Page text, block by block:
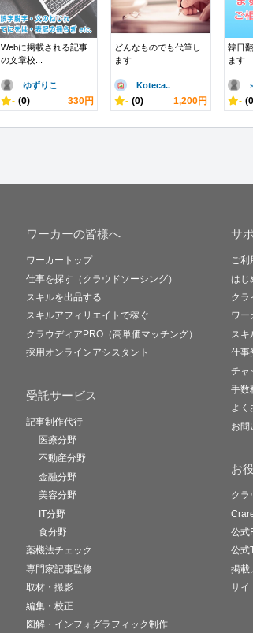
Webに掲載される記事
の文章校...
ゆずりこ
- (0) 330円
どんなものでも代筆し
ます
Koteca..
- (0) 1,200円
韓日
ます
-
ワーカーの皆様へ
ワーカートップ
仕事を探す（クラウドソーシング）
スキルを出品する
スキルアフィリエイトで稼ぐ
クラウディアPRO（高単価マッチング）
採用オンラインアシスタント
受託サービス
記事制作代行
医療分野
不動産分野
金融分野
美容分野
IT分野
食分野
薬機法チェック
専門家記事監修
取材・撮影
編集・校正
図解・インフォグラフィック制作
サ
ご利
はじ
クラ
ワー
スキ
仕事
チャ
手数
よく
お問
お
クラ
公式
公式
掲載
サイ